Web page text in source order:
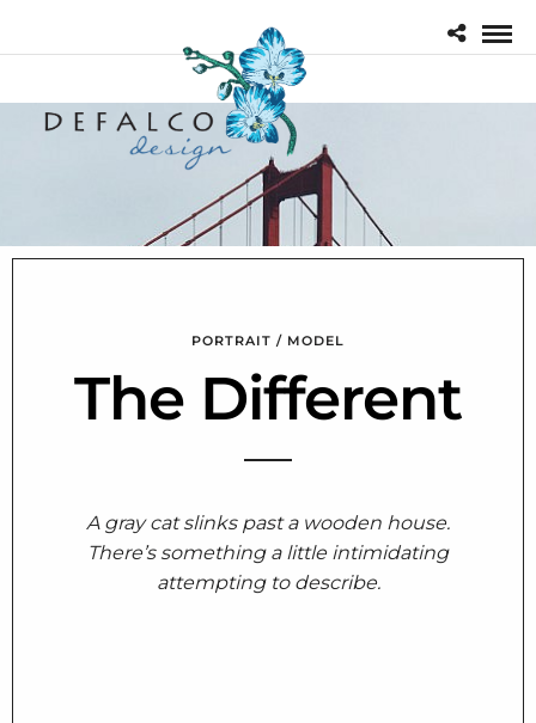
PORTRAIT / MODEL
The Different
A gray cat slinks past a wooden house.
There’s something a little intimidating
attempting to describe.